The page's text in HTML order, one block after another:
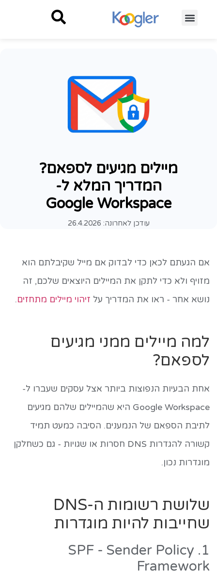
מיילים מגיעים לספאם?
המדריך המלא ל-
Google Workspace
עודכן לאחרונה: 26.4.2026
אם הגעתם לכאן כדי לבדוק אם מייל שקיבלתם הוא
מזויף ולא כדי לתקן את המיילים היוצאים שלכם, זה
נושא אחר - ראו את המדריך על זיהוי מיילים מתחזים.
למה מיילים ממני מגיעים
לספאם?
אחת הבעיות הנפוצות ביותר אצל עסקים שעברו ל-
Google Workspace היא שהמיילים שלהם מגיעים
לתיבת הספאם של הנמענים. הסיבה כמעט תמיד
קשורה להגדרות DNS חסרות או שגויות - גם כשחלקן
מוגדרות נכון.
שלושת רשומות ה-DNS
שחייבות להיות מוגדרות
1. SPF - Sender Policy
Framework